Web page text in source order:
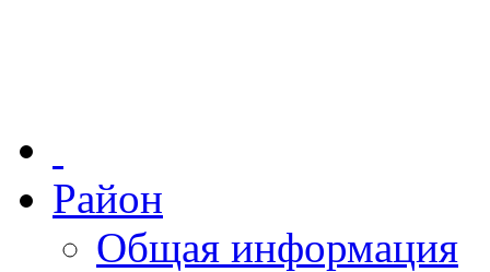
Район
Общая информация